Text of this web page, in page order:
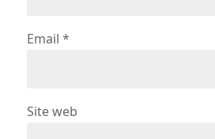
Email *
Site web